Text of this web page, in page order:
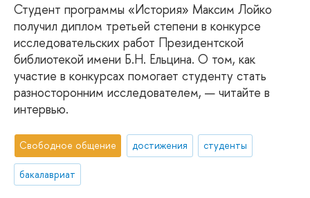
Студент программы «История» Максим Лойко
получил диплом третьей степени в конкурсе
исследовательских работ Президентской
библиотекой имени Б.Н. Ельцина. О том, как
участие в конкурсах помогает студенту стать
разносторонним исследователем, — читайте в
интервью.
Свободное общение достижения студенты
бакалавриат